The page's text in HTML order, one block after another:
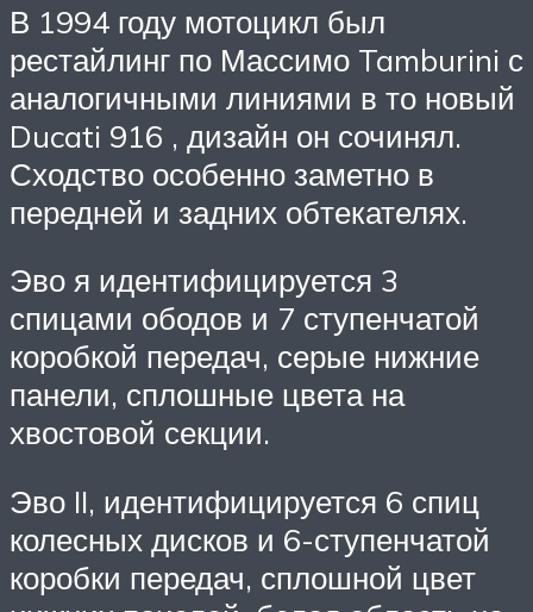
В 1994 году мотоцикл был
рестайлинг по Массимо Tamburini с
аналогичными линиями в то новый
Ducati 916 , дизайн он сочинял.
Сходство особенно заметно в
передней и задних обтекателях.
Эво я идентифицируется 3
спицами ободов и 7 ступенчатой ​​
коробкой передач, серые нижние
панели, сплошные цвета на
хвостовой секции.
Эво II, идентифицируется 6 спиц
колесных дисков и 6-ступенчатой ​​
коробки передач, сплошной цвет